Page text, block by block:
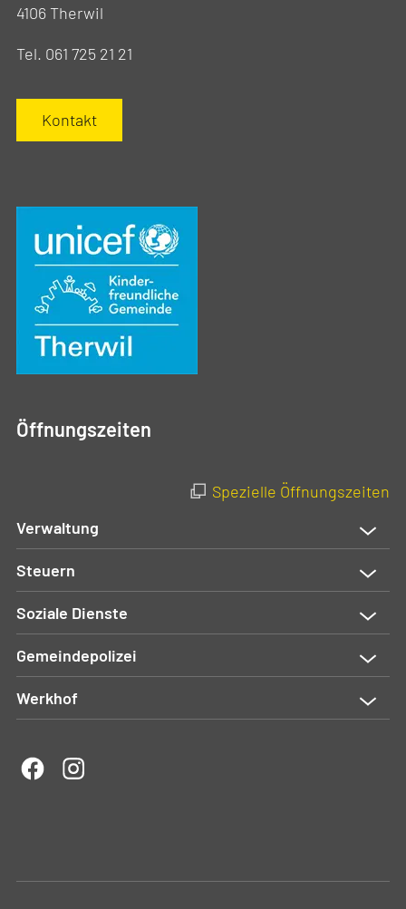
4106 Therwil
Tel. 061 725 21 21
Kontakt
Öffnungszeiten
Spezielle Öffnungszeiten
Verwaltung
Steuern
Soziale Dienste
Gemeindepolizei
Werkhof